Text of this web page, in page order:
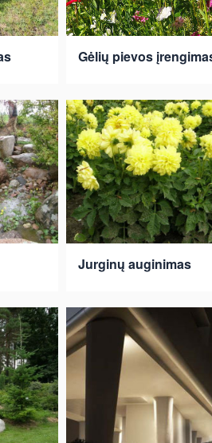
Gėlių pievos
Jurginų auginimas